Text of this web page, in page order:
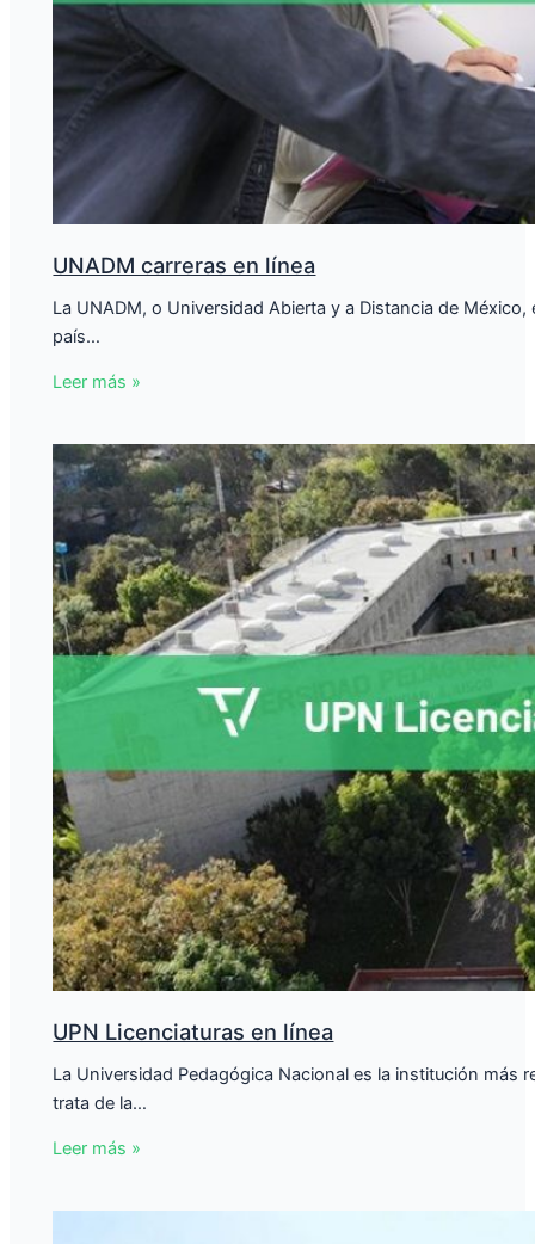
UNADM carreras en línea
La UNADM, o Universidad Abierta y a Distancia de
país…
Leer más »
UPN Licenciaturas en línea
La Universidad Pedagógica Nacional es la institución
trata de la…
Leer más »